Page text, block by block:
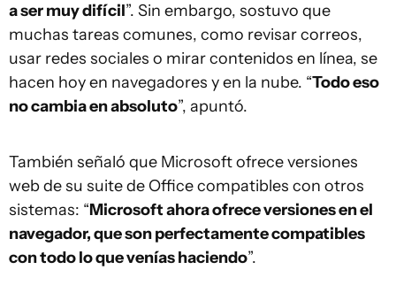
a ser muy difícil”. Sin embargo, sostuvo que
muchas tareas comunes, como revisar correos,
usar redes sociales o mirar contenidos en línea, se
hacen hoy en navegadores y en la nube. “Todo eso
no cambia en absoluto”, apuntó.
También señaló que Microsoft ofrece versiones
web de su suite de Office compatibles con otros
sistemas: “Microsoft ahora ofrece versiones en el
navegador, que son perfectamente compatibles
con todo lo que venías haciendo”.